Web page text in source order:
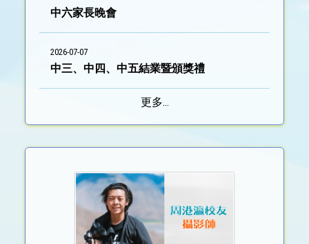
中六家長晚會
2026-07-07
中三、中四、中五結業暨頒獎禮
更多...